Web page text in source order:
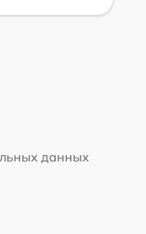
данных